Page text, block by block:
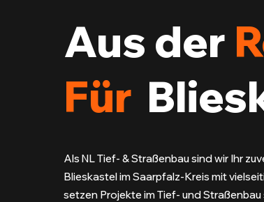
Aus der
Für
Als NL Tief- & Straßenbau sind wir Ihr
Blieskastel im Saarpfalz-Kreis mit
setzen Projekte im Tief- und Straßenbau